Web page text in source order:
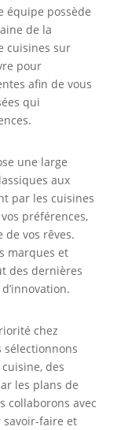
équipe possède
de la
cuisines sur
pour
afin de vous
qui
une large
aux
par les cuisines
préférences,
de vos rêves.
marques et
des dernières
chez
sélectionnons
des
les plans de
collaborons avec
faire et